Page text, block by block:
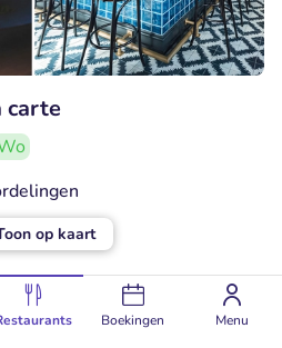
Boekingen Menu
op kaart
carte
€12,95